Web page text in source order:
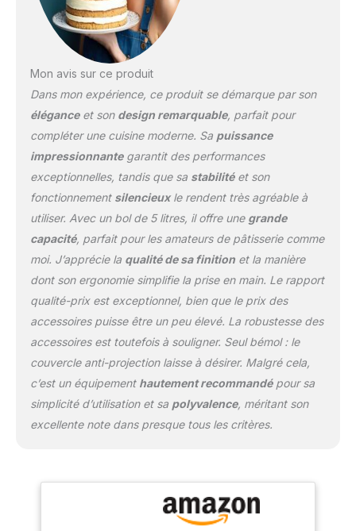
VARIÉ : Les robots de
cuisine de Kenwood
au lave-vaisselle
ACCESSOIRES INCLUS :
Ensemble de pâtisserie
en 3 pièces, comprenant
un batteur K, un fouet et
un crochet pétrisseur,
ainsi qu'un couvercle
anti-éclaboussures avec
une trappe de
remplissage séparée
Mon avis sur ce produit
Dans mon expérience, ce produit se démarque par son
éléganceet son design remarquable, parfait pour
compléter une cuisine moderne. Sa puissance
impressionnantegarantit des performances
exceptionnelles, tandis que sa stabilitéet son
fonctionnement silencieuxle rendent très agréable à
utiliser. Avec un bol de 5 litres, il offre une grande
capacité, parfait pour les amateurs de pâtisserie comme
moi. J’apprécie la qualité de sa finitionet la manière
dont son ergonomie simplifie la prise en main. Le rapport
qualité-prix est exceptionnel, bien que le prix des
accessoires puisse être un peu élevé. La robustesse des
accessoires est toutefois à souligner. Seul bémol : le
couvercle anti-projection laisse à désirer. Malgré cela,
c’est un équipement hautement recommandépour sa
simplicité d’utilisation et sa polyvalence, méritant son
excellente note dans presque tous les critères.